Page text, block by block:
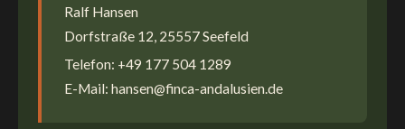
Ralf Hansen
Dorfstraße 12, 25557 Seefeld
Telefon: +49 177 504 1289
E-Mail: hansen@finca-andalusien.de